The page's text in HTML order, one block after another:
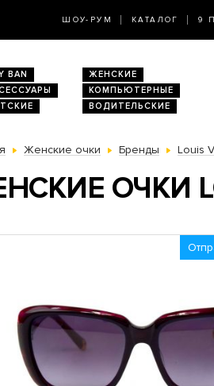
ШОУ-РУМ КАТАЛОГ 9
BAN
ЖЕНСКИЕ
КОМПЬЮТЕРНЫЕ
ВОДИТЕЛЬСКИЕ
Женские очки Бренды Louis
ОЧКИ